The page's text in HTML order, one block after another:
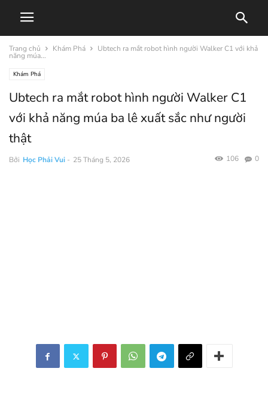
Trang chủ Khám Phá Ubtech ra mắt robot hình người Walker C1 với khả
năng múa...
Khám Phá
Ubtech ra mắt robot hình người Walker C1
với khả năng múa ba lê xuất sắc như người
thật
Bởi Học Phải Vui - 25 Tháng 5, 2026 0
106